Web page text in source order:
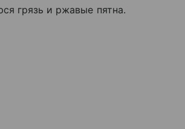
грязь и ржавые пятна.